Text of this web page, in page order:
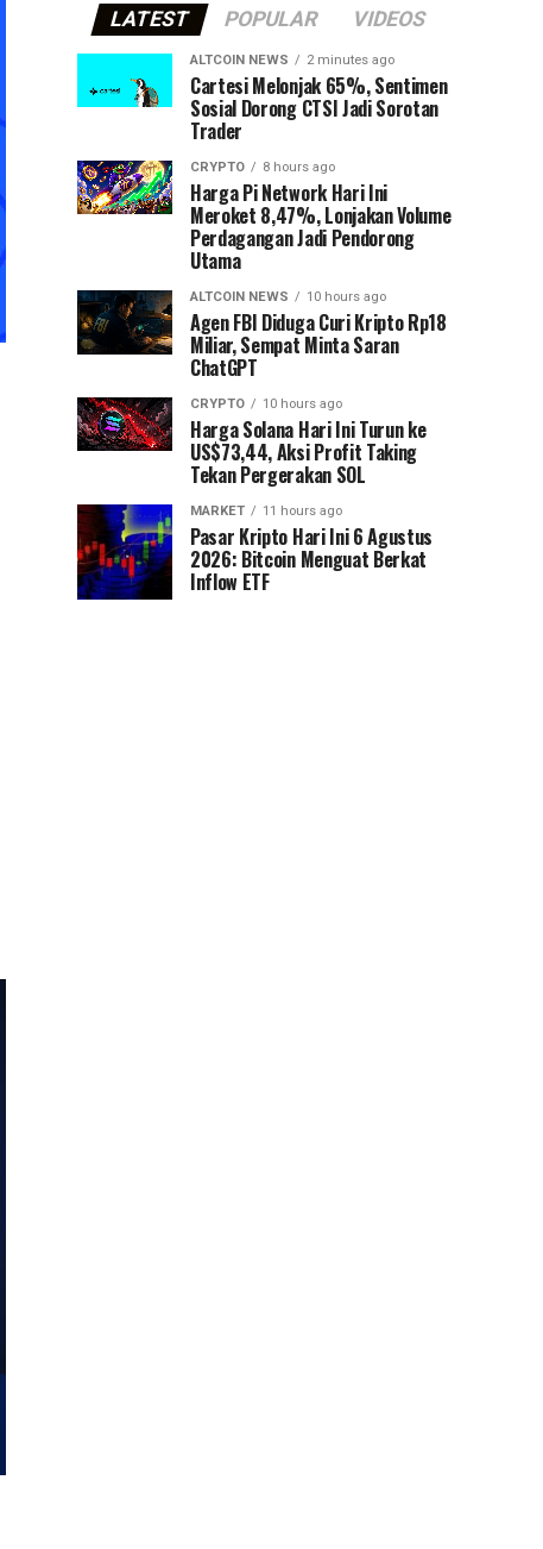
LATEST POPULAR VIDEOS
ALTCOIN NEWS 2 minutes ago
Cartesi Melonjak 65%, Sentimen
Sosial Dorong CTSI Jadi Sorotan
Trader
CRYPTO 8 hours ago
Harga Pi Network Hari Ini
Meroket 8,47%, Lonjakan Volume
Perdagangan Jadi Pendorong
Utama
ALTCOIN NEWS 10 hours ago
Agen FBI Diduga Curi Kripto Rp18
Miliar, Sempat Minta Saran
ChatGPT
CRYPTO 10 hours ago
Harga Solana Hari Ini Turun ke
US$73,44, Aksi Profit Taking
Tekan Pergerakan SOL
MARKET 11 hours ago
Pasar Kripto Hari Ini 6 Agustus
2026: Bitcoin Menguat Berkat
Inflow ETF